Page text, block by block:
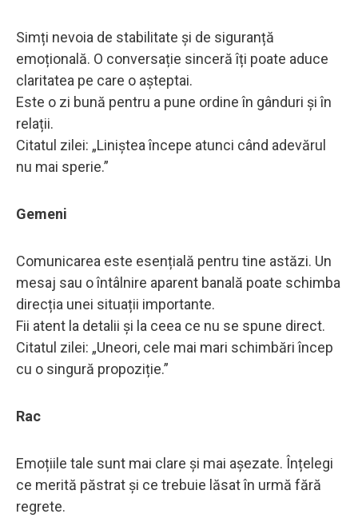
Simți nevoia de stabilitate și de siguranță
emoțională. O conversație sinceră îți poate aduce
claritatea pe care o așteptai.
Este o zi bună pentru a pune ordine în gânduri și în
relații.
Citatul zilei: „Liniștea începe atunci când adevărul
nu mai sperie.”
Gemeni
Comunicarea este esențială pentru tine astăzi. Un
mesaj sau o întâlnire aparent banală poate schimba
direcția unei situații importante.
Fii atent la detalii și la ceea ce nu se spune direct.
Citatul zilei: „Uneori, cele mai mari schimbări încep
cu o singură propoziție.”
Rac
Emoțiile tale sunt mai clare și mai așezate. Înțelegi
ce merită păstrat și ce trebuie lăsat în urmă fără
regrete.